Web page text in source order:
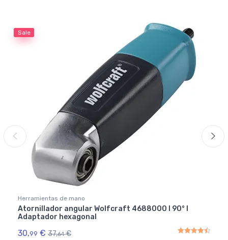
Sale
Herramientas de mano
Atornillador angular Wolfcraft 4688000 I 90° I
Adaptador hexagonal
30, 99 € 37,64 €